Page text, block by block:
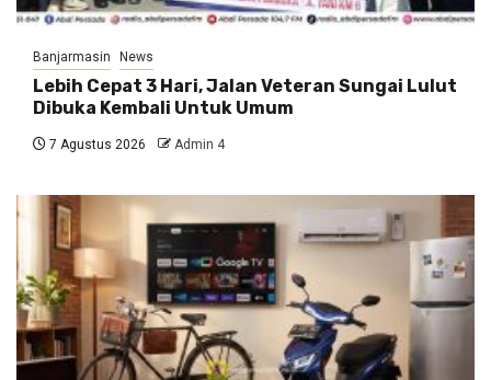
Banjarmasin News
Lebih Cepat 3 Hari, Jalan Veteran Sungai Lulut
Dibuka Kembali Untuk Umum
7 Agustus 2026 Admin 4